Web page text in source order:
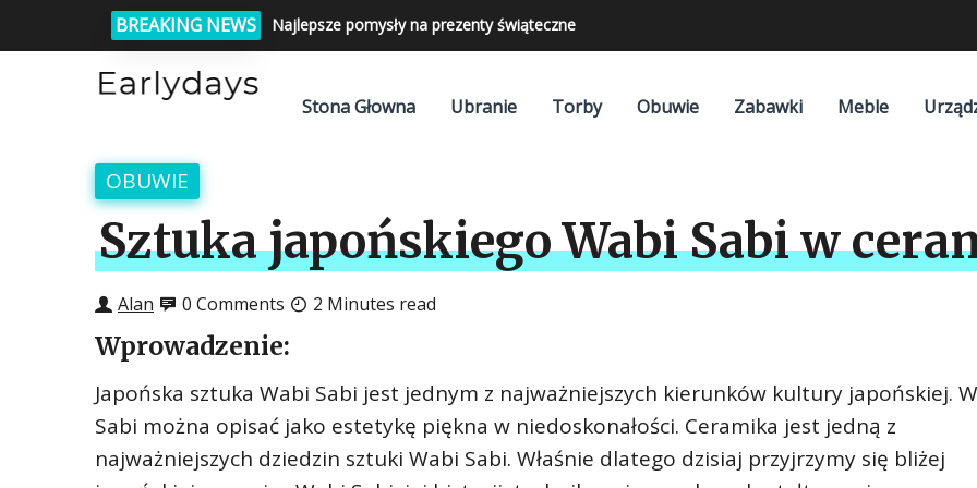
BREAKING NEWS Najlepsze pomysły na prezenty świąteczne
Stona Głowna Ubranie Torby Obuwie Zabawki Meble
OBUWIE
Sztuka japońskiego Wabi Sabi w
Alan 0 Comments 2 Minutes read
Wprowadzenie:
Japońska sztuka Wabi Sabi jest jednym z najważniejszych kierunków kultury japońskiej.
Sabi można opisać jako estetykę piękna w niedoskonałości. Ceramika jest jedną z
najważniejszych dziedzin sztuki Wabi Sabi. Właśnie dlatego dzisiaj przyjrzymy się bliżej